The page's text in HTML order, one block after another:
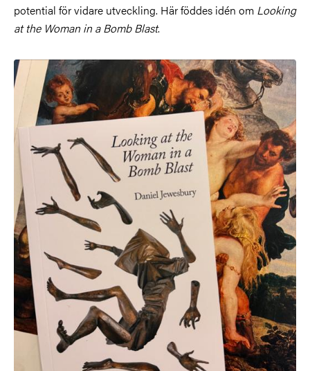
potential för vidare utveckling. Här föddes idén om Looking
at the Woman in a Bomb Blast.